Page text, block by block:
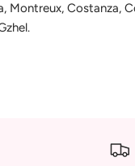
Montreux, Costanza,